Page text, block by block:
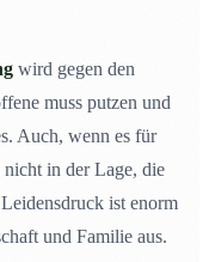
wird gegen den
muss putzen und
Auch, wenn es für
in der Lage, die
ist enorm
und Familie aus.